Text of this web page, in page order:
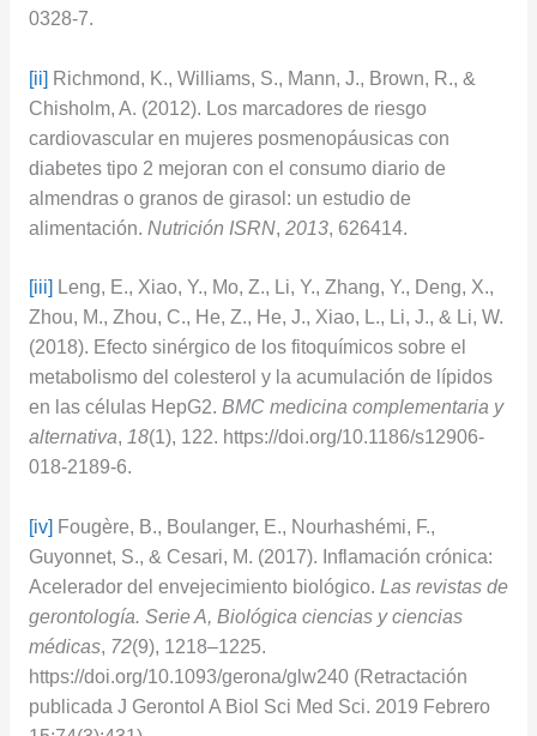
0328-7.
[ii] Richmond, K., Williams, S., Mann, J., Brown, R., &
Chisholm, A. (2012). Los marcadores de riesgo
cardiovascular en mujeres posmenopáusicas con
diabetes tipo 2 mejoran con el consumo diario de
almendras o granos de girasol: un estudio de
alimentación. Nutrición ISRN, 2013, 626414.
[iii] Leng, E., Xiao, Y., Mo, Z., Li, Y., Zhang, Y., Deng, X.,
Zhou, M., Zhou, C., He, Z., He, J., Xiao, L., Li, J., & Li, W.
(2018). Efecto sinérgico de los fitoquímicos sobre el
metabolismo del colesterol y la acumulación de lípidos
en las células HepG2. BMC medicina complementaria y
alternativa, 18(1), 122. https://doi.org/10.1186/s12906-
018-2189-6.
[iv] Fougère, B., Boulanger, E., Nourhashémi, F.,
Guyonnet, S., & Cesari, M. (2017). Inflamación crónica:
Acelerador del envejecimiento biológico. Las revistas de
gerontología. Serie A, Biológica ciencias y ciencias
médicas, 72(9), 1218–1225.
https://doi.org/10.1093/gerona/glw240 (Retractación
publicada J Gerontol A Biol Sci Med Sci. 2019 Febrero